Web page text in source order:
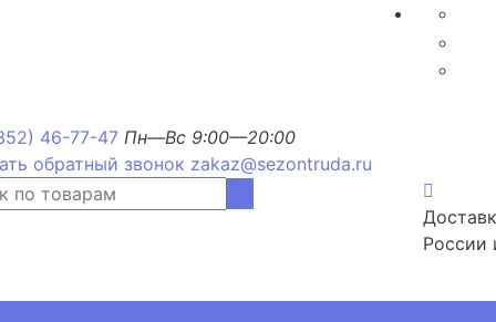
46-77-47 Пн—Вс 9:00—20:00
обратный звонок zakaz@sezontruda.ru
России